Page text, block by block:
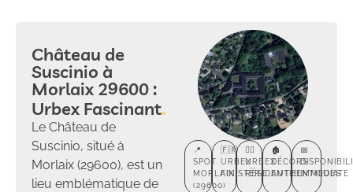
Château de
Suscinio à
Morlaix 29600 :
Urbex Fascinant
Le Château de
Suscinio, situé à
Morlaix (29600), est un
lieu emblématique de
📍
SPOT
MORLAIX
(29600)
🇫🇷
URBEX
FINISTÈRE
🕵️‍♂️
URBEX
RÉSIDENTIEL
🏚️
DÉCORS
AUTHENTIQUES
📅
IMMÉDIATE